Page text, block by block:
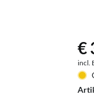
€
incl.